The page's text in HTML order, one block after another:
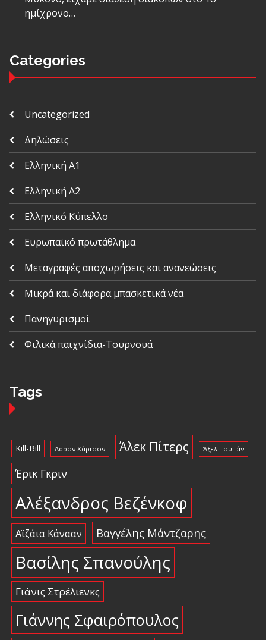
ημίχρονο…
Categories
Uncategorized
Δηλώσεις
Ελληνική Α1
Ελληνική Α2
Ελληνικό Κύπελλο
Ευρωπαϊκό πρωτάθλημα
Μεταγραφές αποχωρήσεις και ανανεώσεις
Μικρά και διάφορα μπασκετικά νέα
Πανηγυρισμοί
Φιλικά παιχνίδια-Τουρνουά
Tags
Kill-Bill Άαρον Χάρισον Άλεκ Πίτερς Άξελ Τουπάν
Έρικ Γκριν
Αλέξανδρος Βεζένκοφ
Αϊζάια Κάνααν Βαγγέλης Μάντζαρης
Βασίλης Σπανούλης
Γιάνις Στρέλιενκς
Γιάννης Σφαιρόπουλος